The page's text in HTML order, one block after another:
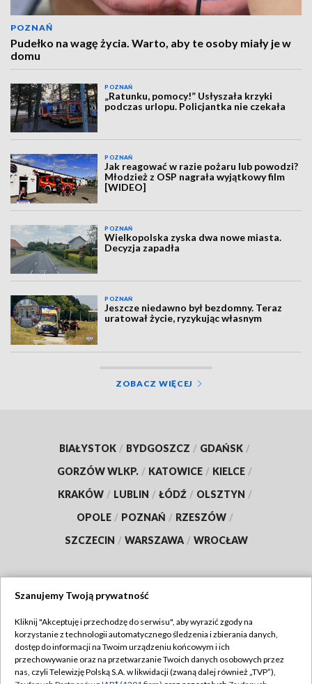
POZNAŃ
Pudełko na wagę życia. Warto, aby te osoby miały je w
domu
POZNAŃ
„Ratunku, pomocy!” Usłyszała krzyki
podczas urlopu. Policjantka nie czekała
POZNAŃ
Jak reagować w razie pożaru lub powodzi?
Młodzież z OSP nagrała wyjątkowy film
[WIDEO]
POZNAŃ
Wielkopolska zyska dwa nowe miasta.
Decyzja zapadła
POZNAŃ
Jeszcze niedawno był bezdomny. Teraz
uratował życie, ryzykując własnym
ZOBACZ WIĘCEJ
BIAŁYSTOK / BYDGOSZCZ / GDAŃSK /
GORZÓW WLKP. / KATOWICE / KIELCE /
KRAKÓW / LUBLIN / ŁÓDŹ / OLSZTYN /
OPOLE / POZNAŃ / RZESZÓW /
SZCZECIN / WARSZAWA / WROCŁAW
TVP
Abonament TVP
Regulamin TVP
Szanujemy Twoją prywatność
Kliknij "Akceptuję i przechodzę do serwisu", aby wyrazić zgody na
korzystanie z technologii automatycznego śledzenia i zbierania danych,
dostęp do informacji na Twoim urządzeniu końcowym i ich
przechowywanie oraz na przetwarzanie Twoich danych osobowych przez
nas, czyli Telewizję Polską S.A. w likwidacji (zwaną dalej również „TVP”),